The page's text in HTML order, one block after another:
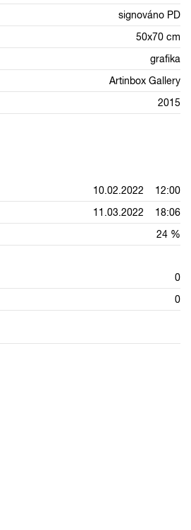
signováno PD
50x70 cm
grafika
Artinbox Gallery
2015
10.02.2022 12:00
11.03.2022 18:06
24 %
0
0